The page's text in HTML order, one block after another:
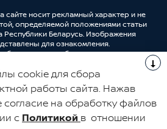
сайте носит рекламный характер и не
определяемой положениями статьи
Республики Беларусь. Изображения
для ознакомления.
быть изменены без предварительного
КНИГА ОТЗЫВОВ
cookie для сбора
работы сайта. Нажав
согласие на обработку файлов
с Политикой в отношении